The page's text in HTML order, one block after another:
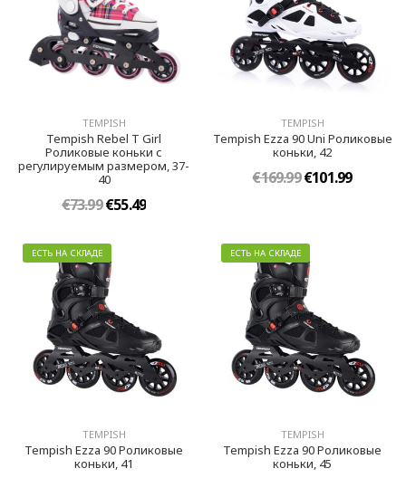
TEMPISH
Tempish Rebel T Girl
Роликовые коньки с
регулируемым размером, 37-
40
€73.99€55.49
TEMPISH
Tempish Ezza 90 Uni Роликовые
коньки, 42
€169.99€101.99
ЕСТЬ НА СКЛАДЕ
TEMPISH
Tempish Ezza 90 Роликовые
коньки, 41
ЕСТЬ НА СКЛАДЕ
TEMPISH
Tempish Ezza 90 Роликовые
коньки, 45